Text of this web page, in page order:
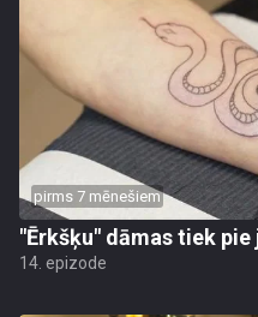
pirms 7 mēnešiem
"Ērkšķu" dāmas tiek
14. epizode